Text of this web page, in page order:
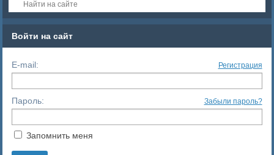
Войти на сайт
E-mail: Регистрация
Пароль: Забыли пароль?
Запомнить меня